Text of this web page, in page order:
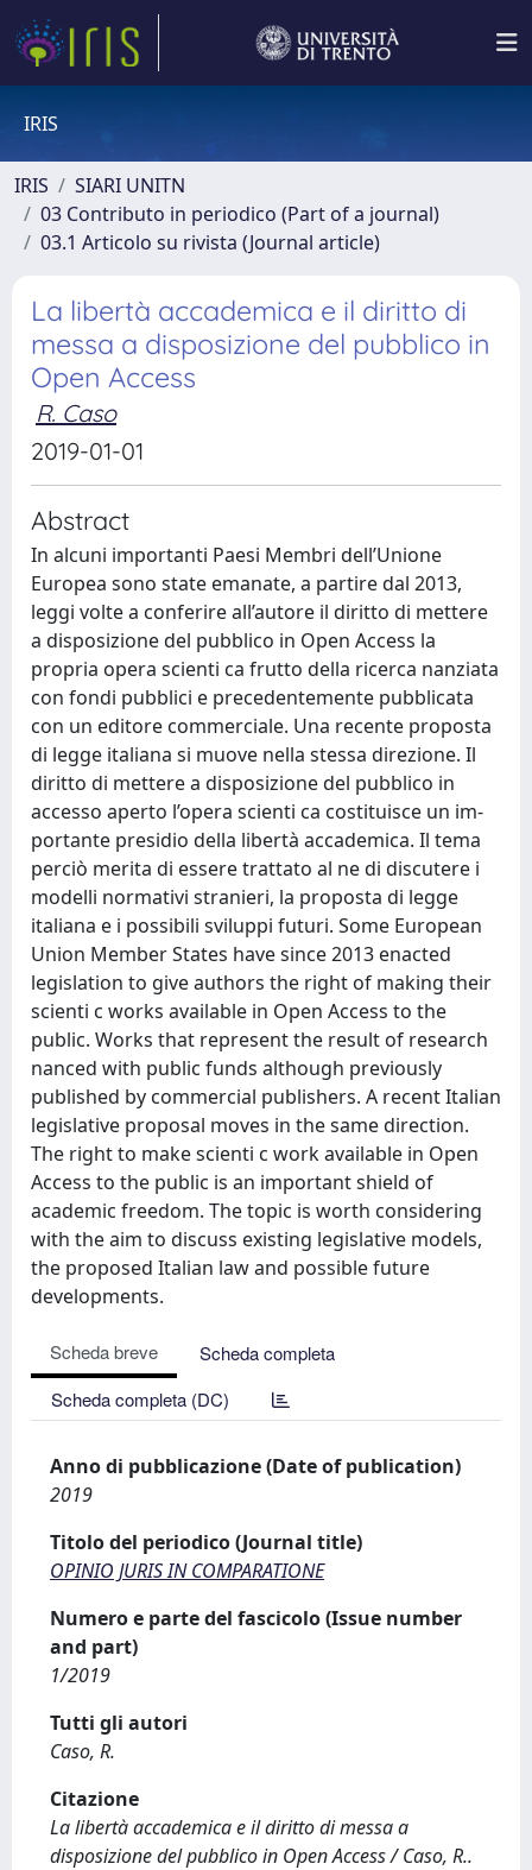
IRIS
IRIS
SIARI UNITN
03 Contributo in periodico (Part of a journal)
03.1 Articolo su rivista (Journal article)
La libertà accademica e il diritto di
messa a disposizione del pubblico in
Open Access
R. Caso
2019-01-01
Abstract
In alcuni importanti Paesi Membri dell’Unione
Europea sono state emanate, a partire dal 2013,
leggi volte a conferire all’autore il diritto di mettere
a disposizione del pubblico in Open Access la
propria opera scienti ca frutto della ricerca nanziata
con fondi pubblici e precedentemente pubblicata
con un editore commerciale. Una recente proposta
di legge italiana si muove nella stessa direzione. Il
diritto di mettere a disposizione del pubblico in
accesso aperto l’opera scienti ca costituisce un im-
portante presidio della libertà accademica. Il tema
perciò merita di essere trattato al ne di discutere i
modelli normativi stranieri, la proposta di legge
italiana e i possibili sviluppi futuri. Some European
Union Member States have since 2013 enacted
legislation to give authors the right of making their
scienti c works available in Open Access to the
public. Works that represent the result of research
nanced with public funds although previously
published by commercial publishers. A recent Italian
legislative proposal moves in the same direction.
The right to make scienti c work available in Open
Access to the public is an important shield of
academic freedom. The topic is worth considering
with the aim to discuss existing legislative models,
the proposed Italian law and possible future
developments.
Scheda breve
Scheda completa
Scheda completa (DC)
Anno di pubblicazione (Date of publication)
2019
Titolo del periodico (Journal title)
OPINIO JURIS IN COMPARATIONE
Numero e parte del fascicolo (Issue number
and part)
1/2019
Tutti gli autori
Caso, R.
Citazione
La libertà accademica e il diritto di messa a
disposizione del pubblico in Open Access / Caso, R..